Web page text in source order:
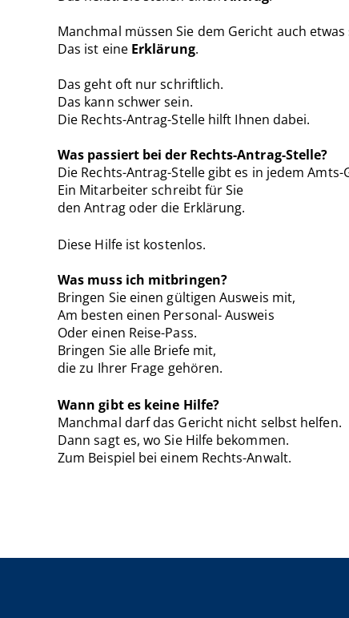
Manchmal müssen Sie dem Gericht auch etwas
Das ist eine Erklärung.
Das geht oft nur schriftlich.
Das kann schwer sein.
Die Rechts-Antrag-Stelle hilft Ihnen dabei.
Was passiert bei der Rechts-Antrag-Stelle?
Die Rechts-Antrag-Stelle gibt es in jedem Amts-
Ein Mitarbeiter schreibt für Sie
den Antrag oder die Erklärung.
Diese Hilfe ist kostenlos.
Was muss ich mitbringen?
Bringen Sie einen gültigen Ausweis mit,
Am besten einen Personal- Ausweis
Oder einen Reise-Pass.
Bringen Sie alle Briefe mit,
die zu Ihrer Frage gehören.
Wann gibt es keine Hilfe?
Manchmal darf das Gericht nicht selbst helfen.
Dann sagt es, wo Sie Hilfe bekommen.
Zum Beispiel bei einem Rechts-Anwalt.